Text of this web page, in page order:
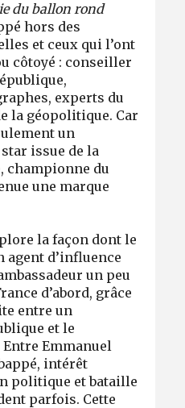
du ballon rond
hors des
et ceux qui l’ont
côtoyé : conseiller
experts du
la géopolitique. Car
un
star issue de la
championne du
une marque
la façon dont le
agent d’influence
un peu
d’abord, grâce
entre un
et le
Emmanuel
intérêt
politique et bataille
parfois. Cette